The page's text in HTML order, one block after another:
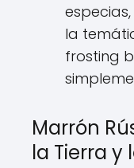
la
frosting
Marrón
la Tierra y